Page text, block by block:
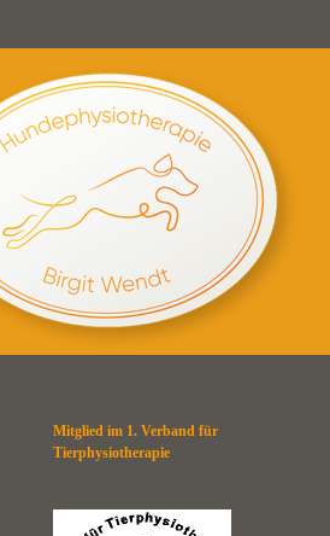
Mitglied im 1. Verband für
Tierphysiotherapie